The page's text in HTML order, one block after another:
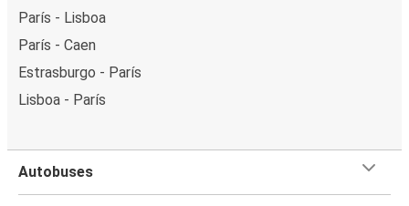
París - Lisboa
París - Caen
Estrasburgo - París
Lisboa - París
Autobuses